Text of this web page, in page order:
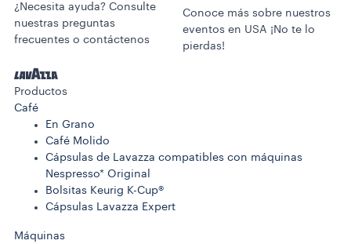
¿Necesita ayuda? Consulte
nuestras preguntas
frecuentes o contáctenos
Conoce más sobre nuestros
eventos en USA ¡No te lo
pierdas!
Productos
Café
En Grano
Café Molido
Cápsulas de Lavazza compatibles con máquinas
Nespresso* Original
Bolsitas Keurig K-Cup®
Cápsulas Lavazza Expert
Máquinas